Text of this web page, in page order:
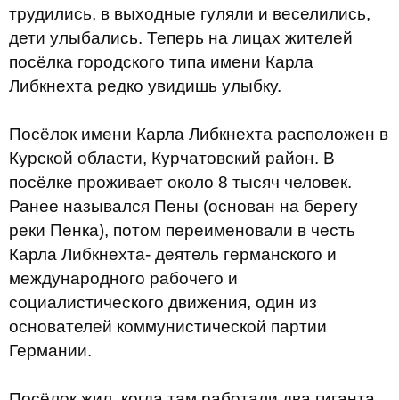
трудились, в выходные гуляли и веселились,
дети улыбались. Теперь на лицах жителей
посёлка городского типа имени Карла
Либкнехта редко увидишь улыбку.
Посёлок имени Карла Либкнехта расположен в
Курской области, Курчатовский район. В
посёлке проживает около 8 тысяч человек.
Ранее назывался Пены (основан на берегу
реки Пенка), потом переименовали в честь
Карла Либкнехта- деятель германского и
международного рабочего и
социалистического движения, один из
основателей коммунистической партии
Германии.